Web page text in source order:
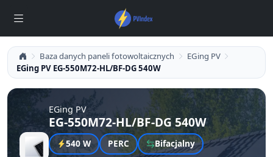
Baza danych paneli fotowoltaicznych
EGing PV
EGing PV EG-550M72-HL/BF-DG 540W
EGing PV
EG-550M72-HL/BF-DG 540W
540 W PERC Bifacjalny